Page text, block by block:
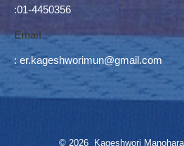
:01-4450356
Email
: er.kageshworimun@gmail.com
© 2026 Kageshwori